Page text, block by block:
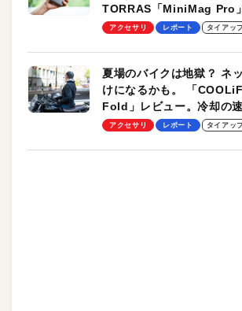
TORRAS「MiniMag Pro
ーも
アクセサリ レポート タイアッ
夏場のバイクは地獄？ ネ
けになるかも。 「
Fold」レビュー。冷却の
却プレート、シンプルな操
アクセサリ レポート タイアッ